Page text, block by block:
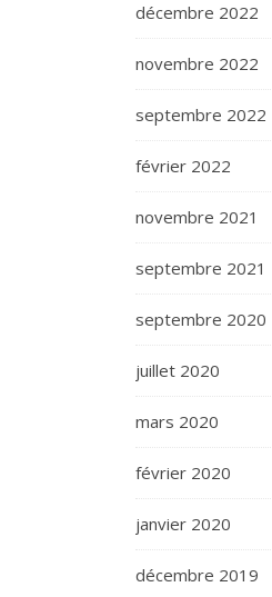
décembre 2022
novembre 2022
septembre 2022
février 2022
novembre 2021
septembre 2021
septembre 2020
juillet 2020
mars 2020
février 2020
janvier 2020
décembre 2019